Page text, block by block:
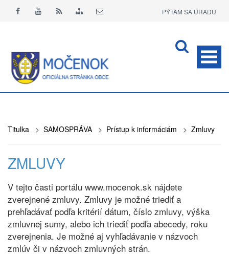
PÝTAM SA ÚRADU
Titulka > SAMOSPRÁVA > Prístup k informáciám > Zmluvy
ZMLUVY
V tejto časti portálu www.mocenok.sk nájdete
zverejnené zmluvy. Zmluvy je možné triediť a
prehľadávať podľa kritérií dátum, číslo zmluvy, výška
zmluvnej sumy, alebo ich triediť podľa abecedy, roku
zverejnenia. Je možné aj vyhľadávanie v názvoch
zmlúv či v názvoch zmluvných strán.